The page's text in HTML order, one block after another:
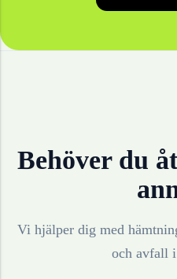
Behöver du
Vi hjälper dig med
och avfall i